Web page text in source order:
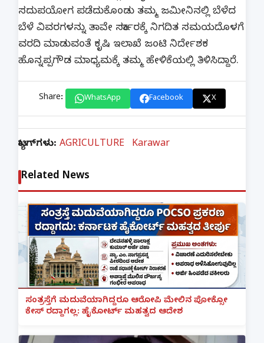
ಸದುಪಯೋಗ ಪಡೆದುಕೊಂಡು ತಮ್ಮ ಜಮೀನಿನಲ್ಲಿ ಬೆಳೆದ
ಬೆಳೆ ವಿವರಗಳನ್ನು ತಾವೇ ಸರ್ಕಾರಕ್ಕೆ ನಿಗದಿತ ಸಮಯದೊಳಗೆ
ವರದಿ ಮಾಡುವಂತೆ ಕೃಷಿ ಇಲಾಖೆ ಜಂಟಿ ನಿರ್ದೇಶಕ
ಹೊನ್ನಪ್ಪಗೌಡ ಮಾಧ್ಯಮಕ್ಕೆ ತಮ್ಮ ಹೇಳಿಕೆಯಲ್ಲಿ ತಿಳಿಸಿದ್ದಾರೆ.
Share: WhatsApp Facebook X
ಟ್ಯಾಗ್‌ಗಳು: AGRICULTURE Karawar
Related News
ಸಂತ್ರಸ್ತೆಗೆ ಮದುವೆಯಾಗಿದ್ದರೂ ಆರೋಪಿ ಮೇಲಿನ ಪೋಕ್ಸೋ
ಕೇಸ್ ರದ್ದಾಗಲ್ಲ: ಹೈಕೋರ್ಟ್ ಮಹತ್ವದ ಆದೇಶ